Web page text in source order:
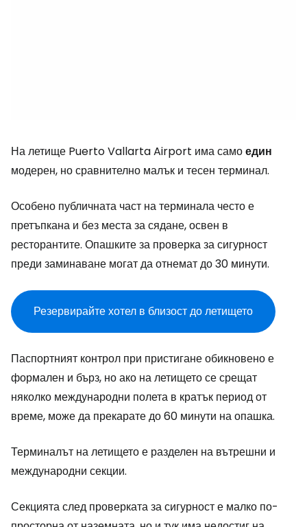
На летище Puerto Vallarta Airport има самоедин
модерен, но сравнително малък и тесен терминал.
Особено публичната част на терминала често е
претъпкана и без места за сядане, освен в
ресторантите. Опашките за проверка за сигурност
преди заминаване могат да отнемат до 30 минути.
Резервирайте хотел в близост до летището
Паспортният контрол при пристигане обикновено е
формален и бърз, но ако на летището се срещат
няколко международни полета в кратък период от
време, може да прекарате до 60 минути на опашка.
Терминалът на летището е разделен на вътрешни и
международни секции.
Секцията след проверката за сигурност е малко по-